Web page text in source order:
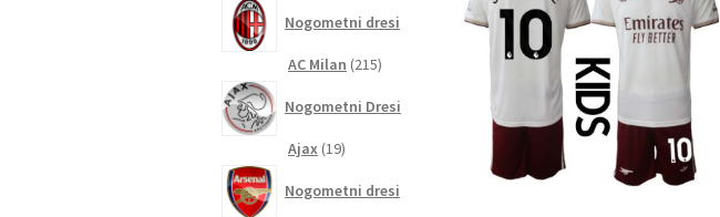
izberete
na
strani
Nogometni dresi
AC Milan 215215
Nogometni Dresi
Ajax 1919
Nogometni dresi